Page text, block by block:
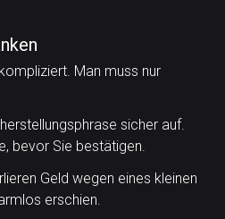
Man muss nur
sicher auf.
bevor Sie bestätigen.
Geld wegen eines kleinen
erschien.